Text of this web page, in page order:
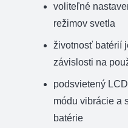
voliteľné
režimov svetla
životnosť batérií
závislosti na
podsvietený
módu vibrácie a
batérie